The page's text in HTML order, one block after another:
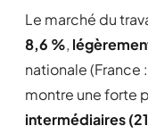
Le marché du
8,6 %,
nationale (France
montre une forte
intermédiaires